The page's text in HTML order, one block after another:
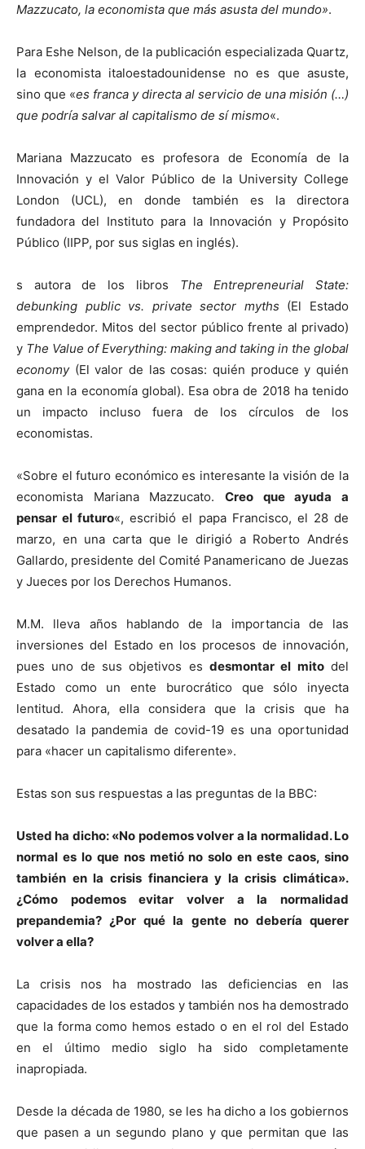
Mazzucato, la economista que más asusta del mundo».
Para Eshe Nelson, de la publicación especializada Quartz,
la economista italoestadounidense no es que asuste,
sino que «es franca y directa al servicio de una misión (…)
que podría salvar al capitalismo de sí mismo«.
Mariana Mazzucato es profesora de Economía de la
Innovación y el Valor Público de la University College
London (UCL), en donde también es la directora
fundadora del Instituto para la Innovación y Propósito
Público (IIPP, por sus siglas en inglés).
s autora de los libros The Entrepreneurial State:
debunking public vs. private sector myths (El Estado
emprendedor. Mitos del sector público frente al privado)
y The Value of Everything: making and taking in the global
economy(El valor de las cosas: quién produce y quién
gana en la economía global). Esa obra de 2018 ha tenido
un impacto incluso fuera de los círculos de los
economistas.
«Sobre el futuro económico es interesante la visión de la
economista Mariana Mazzucato. Creo que ayuda a
pensar el futuro«, escribió el papa Francisco, el 28 de
marzo, en una carta que le dirigió a Roberto Andrés
Gallardo, presidente del Comité Panamericano de Juezas
y Jueces por los Derechos Humanos.
M.M. lleva años hablando de la importancia de las
inversiones del Estado en los procesos de innovación,
pues uno de sus objetivos es desmontar el mitodel
Estado como un ente burocrático que sólo inyecta
lentitud. Ahora, ella considera que la crisis que ha
desatado la pandemia de covid-19 es una oportunidad
para «hacer un capitalismo diferente».
Estas son sus respuestas a las preguntas de la BBC:
Usted ha dicho: «No podemos volver a la normalidad. Lo
normal es lo que nos metió no solo en este caos, sino
también en la crisis financiera y la crisis climática».
¿Cómo podemos evitar volver a la normalidad
prepandemia? ¿Por qué la gente no debería querer
volver a ella?
La crisis nos ha mostrado las deficiencias en las
capacidades de los estados y también nos ha demostrado
que la forma como hemos estado o en el rol del Estado
en el último medio siglo ha sido completamente
inapropiada.
Desde la década de 1980, se les ha dicho a los gobiernos
que pasen a un segundo plano y que permitan que las